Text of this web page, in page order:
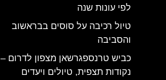
לפי עונות שנה
טיול רכיבה על סוסים בבראשוב
והסביבה
כביש טרנספגרשאן מצפון לדרום –
נקודות תצפית, טיולים ויעדים